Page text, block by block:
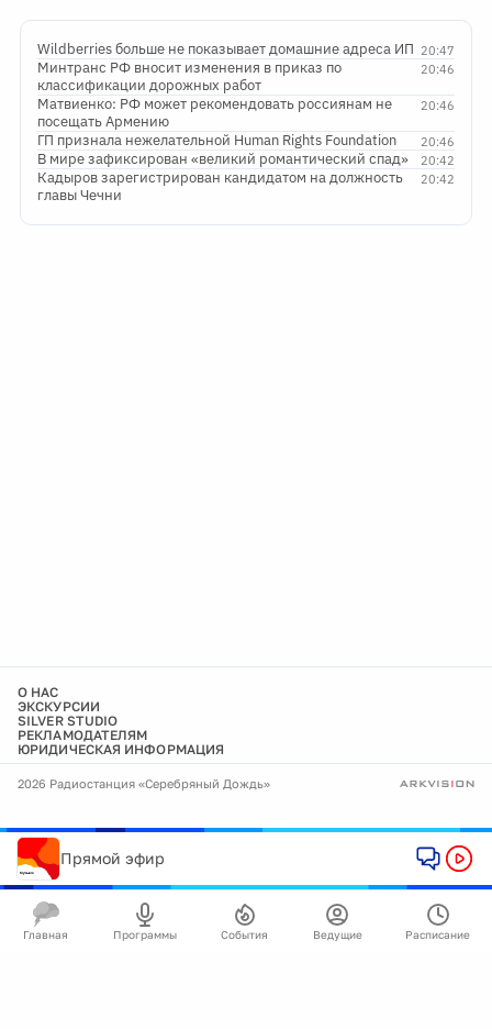
20:47
Wildberries больше не показывает домашние адреса ИП
20:46
Минтранс РФ вносит изменения в приказ по
классификации дорожных работ
20:46
Матвиенко: РФ может рекомендовать россиянам не
посещать Армению
20:46
ГП признала нежелательной Human Rights Foundation
20:42
В мире зафиксирован «великий романтический спад»
20:42
Кадыров зарегистрирован кандидатом на должность
главы Чечни
О НАС
ЭКСКУРСИИ
SILVER STUDIO
РЕКЛАМОДАТЕЛЯМ
ЮРИДИЧЕСКАЯ ИНФОРМАЦИЯ
2026 Радиостанция «Серебряный Дождь»
Прямой эфир
Главная Программы События Ведущие Расписание